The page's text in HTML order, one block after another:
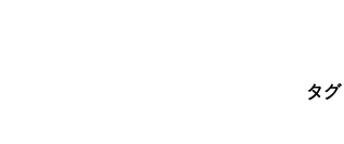
タグ